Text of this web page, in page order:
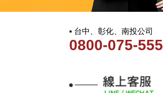
▪ 台中、彰化、南投公司
0800-075-555